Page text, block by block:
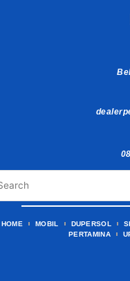
HOME MOBIL DUPERSOL
PERTAMINA